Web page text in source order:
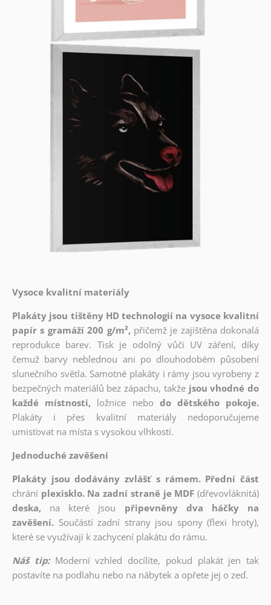
Vysoce kvalitní materiály
Plakáty jsou tištěny HD technologií na vysoce kvalitní
papír s gramáží 200 g/m², přičemž je zajištěna dokonalá
reprodukce barev. Tisk je odolný vůči UV záření, díky
čemuž barvy neblednou ani po dlouhodobém působení
slunečního světla. Samotné plakáty i rámy jsou vyrobeny z
bezpečných materiálů bez zápachu, takže jsou vhodné do
každé místnosti, ložnice nebo do dětského pokoje.
Plakáty i přes kvalitní materiály nedoporučujeme
umisťovat na místa s vysokou vlhkostí.
Jednoduché zavěšení
Plakáty jsou dodávány zvlášť s rámem. Přední část
chrání plexisklo. Na zadní straně je MDF (dřevovláknitá)
deska,
na které jsou
připevněny dva háčky na
zavěšení. Součástí zadní strany jsou spony (flexi hroty),
které se využívají k zachycení plakátu do rámu.
Náš tip: Moderní vzhled docílíte, pokud plakát jen tak
postavíte na podlahu nebo na nábytek a opřete jej o zeď.